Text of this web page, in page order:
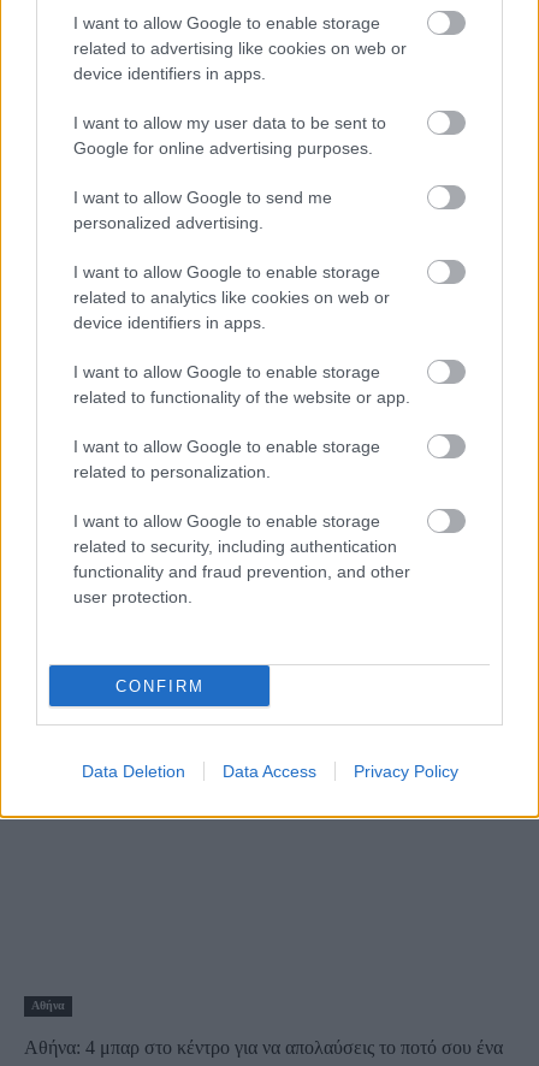
I want to allow Google to enable storage
related to advertising like cookies on web or
device identifiers in apps.
I want to allow my user data to be sent to
Google for online advertising purposes.
I want to allow Google to send me
personalized advertising.
I want to allow Google to enable storage
related to analytics like cookies on web or
device identifiers in apps.
I want to allow Google to enable storage
related to functionality of the website or app.
I want to allow Google to enable storage
related to personalization.
I want to allow Google to enable storage
related to security, including authentication
functionality and fraud prevention, and other
user protection.
CONFIRM
Data Deletion Data Access Privacy Policy
Αθήνα: 5 μαγαζιά στο κέντρο για απολαυστικό brunch
27 Μαΐου 2024, 14:18
Ο λόγος που όλοι προτιμάμε το brunch από το πρωινό είναι ότι σερβίρεται
«παλιά εποχή»
22 Μαΐου 2024, 14:21
Η νοσταλγία της «παλιάς εποχής» αφορά περισσότερο στην απλότητα και
Αθήνα
Αθήνα: 4 μπαρ στο κέντρο για να απολαύσεις το ποτό σου ένα